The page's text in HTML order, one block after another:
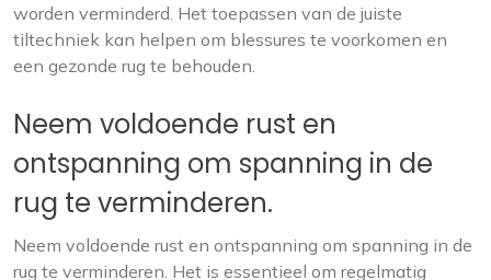
worden verminderd. Het toepassen van de juiste
tiltechniek kan helpen om blessures te voorkomen en
een gezonde rug te behouden.
Neem voldoende rust en
ontspanning om spanning in de
rug te verminderen.
Neem voldoende rust en ontspanning om spanning in de
rug te verminderen. Het is essentieel om regelmatig